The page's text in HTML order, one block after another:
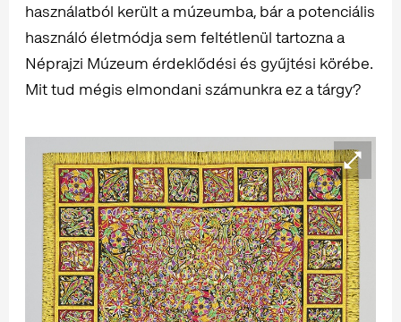
használatból került a múzeumba, bár a potenciális
használó életmódja sem feltétlenül tartozna a
Néprajzi Múzeum érdeklődési és gyűjtési körébe.
Mit tud mégis elmondani számunkra ez a tárgy?